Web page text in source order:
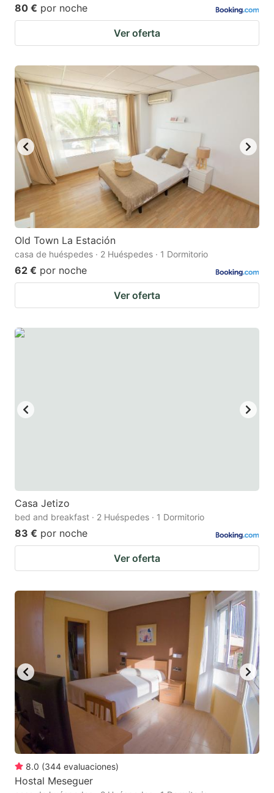
80 € por noche
Ver oferta
Old Town La Estación
casa de huéspedes · 2 Huéspedes · 1 Dormitorio
62 € por noche
Ver oferta
Casa Jetizo
bed and breakfast · 2 Huéspedes · 1 Dormitorio
83 € por noche
Ver oferta
8.0 (344 evaluaciones)
Hostal Meseguer